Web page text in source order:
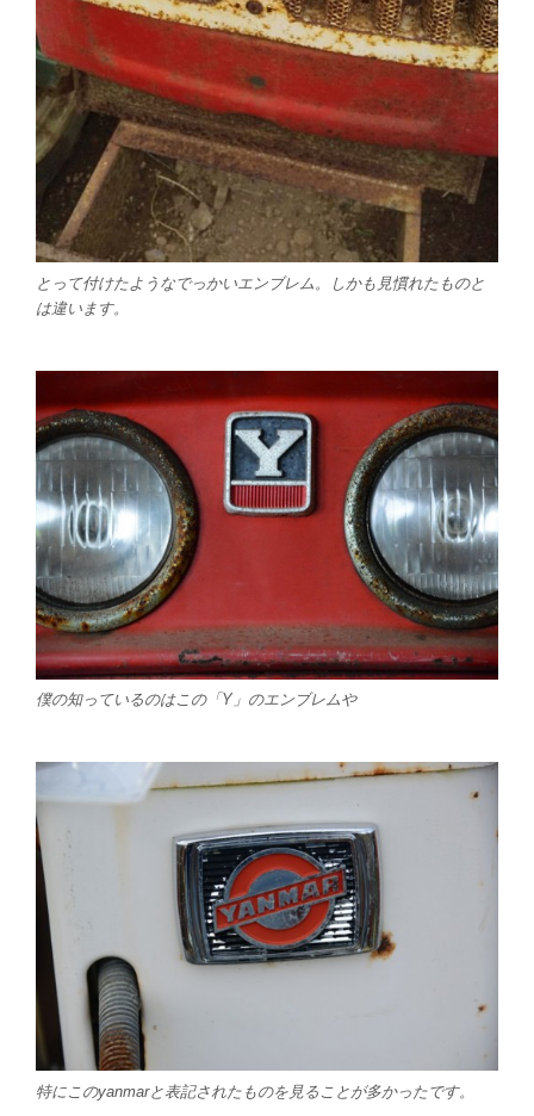
とって付けたようなでっかいエンブレム。しかも見慣れたものと
は違います。
僕の知っているのはこの「Y」のエンブレムや
特にこのyanmarと表記されたものを見ることが多かったです。